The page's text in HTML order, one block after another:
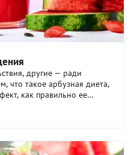
другие — ради
что такое арбузная диета,
как правильно ее
килограммов
говорят о диете
веса категорически